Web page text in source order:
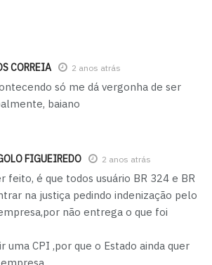
CORREIA 2 anos atrás
só me dá vergonha de ser
baiano
FIGUEIREDO 2 anos atrás
feito, é que todos usuário BR 324 e BR
na justiça pedindo indenização pelo
não entrega o que foi
uma CPI ,por que o Estado ainda quer